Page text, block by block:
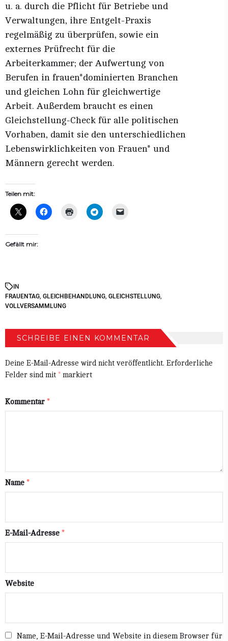
u. a. durch die Pflicht für Betriebe und
Verwaltungen, ihre Entgelt-Praxis
regelmäßig zu überprüfen, sowie ein
externes Prüfrecht für die
Arbeiterkammer; der Aufwertung von
Berufen in frauen*dominierten Branchen
und gleichen Lohn für gleichwertige
Arbeit. Außerdem braucht es einen
Gleichstellung-Check für alle politischen
Vorhaben, damit sie den unterschiedlichen
Lebenswirklichkeiten von Frauen* und
Männern gerecht werden.
Teilen mit:
Gefällt mir:
IN
FRAUENTAG, GLEICHBEHANDLUNG, GLEICHSTELLUNG,
VOLLVERSAMMLUNG
SCHREIBE EINEN KOMMENTAR
Deine E-Mail-Adresse wird nicht veröffentlicht. Erforderliche
Felder sind mit * markiert
Kommentar *
Name *
E-Mail-Adresse *
Website
Name, E-Mail-Adresse und Website in diesem Browser für